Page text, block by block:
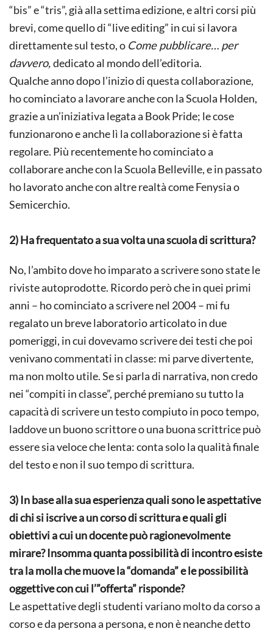
“bis” e “tris”, già alla settima edizione, e altri corsi più
brevi, come quello di “live editing” in cui si lavora
direttamente sul testo, o Come pubblicare… per
davvero,dedicato al mondo dell’editoria.
Qualche anno dopo l’inizio di questa collaborazione,
ho cominciato a lavorare anche con la Scuola Holden,
grazie a un’iniziativa legata a Book Pride; le cose
funzionarono e anche lì la collaborazione si è fatta
regolare. Più recentemente ho cominciato a
collaborare anche con la Scuola Belleville, e in passato
ho lavorato anche con altre realtà come Fenysia o
Semicerchio.
2)Ha frequentato a sua volta una scuola di scrittura?
No, l’ambito dove ho imparato a scrivere sono state le
riviste autoprodotte. Ricordo però che in quei primi
anni – ho cominciato a scrivere nel 2004 – mi fu
regalato un breve laboratorio articolato in due
pomeriggi, in cui dovevamo scrivere dei testi che poi
venivano commentati in classe: mi parve divertente,
ma non molto utile. Se si parla di narrativa, non credo
nei “compiti in classe”, perché premiano su tutto la
capacità di scrivere un testo compiuto in poco tempo,
laddove un buono scrittore o una buona scrittrice può
essere sia veloce che lenta: conta solo la qualità finale
del testo e non il suo tempo di scrittura.
3) In base alla sua esperienza quali sono le aspettative
di chi si iscrive a un corso di scrittura e quali gli
obiettivi a cui un docente può ragionevolmente
mirare? Insomma quanta possibilità di incontro esiste
tra la molla che muove la “domanda” e le possibilità
oggettive con cui l’”offerta” risponde?
Le aspettative degli studenti variano molto da corso a
corso e da persona a persona, e non è neanche detto